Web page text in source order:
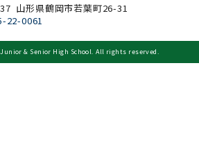
山形県鶴岡市若葉町26-31
22-0061
& Senior High School. All rights reserved.